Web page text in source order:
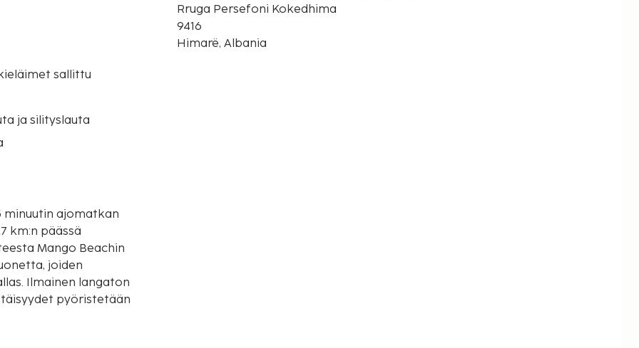
sallittu
ja silityslauta
minuutin ajomatkan
Mango Beachin
joiden
Ilmainen langaton
pyöristetään
Rruga Persefoni Kokedhima
9416
Himarë, Albania